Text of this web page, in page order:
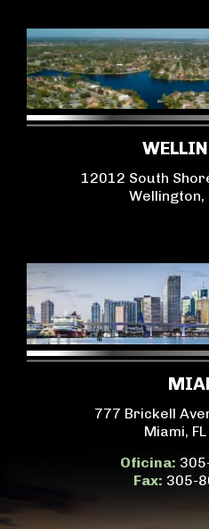
12012 South
Wellington,
777 Brickell
Miami,
Oficina:
Fax: 305-